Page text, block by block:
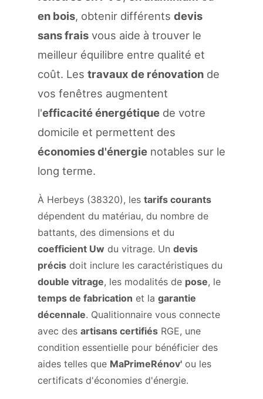
en bois, obtenir différents devis
sans frais vous aide à trouver le
meilleur équilibre entre qualité et
coût. Les travaux de rénovation de
vos fenêtres augmentent
l'efficacité énergétique de votre
domicile et permettent des
économies d'énergie notables sur le
long terme.
À Herbeys (38320), les tarifs courants
dépendent du matériau, du nombre de
battants, des dimensions et du
coefficient Uw du vitrage. Un devis
précis doit inclure les caractéristiques du
double vitrage, les modalités de pose, le
temps de fabrication et la garantie
décennale. Qualitionnaire vous connecte
avec des artisans certifiés RGE, une
condition essentielle pour bénéficier des
aides telles que MaPrimeRénov' ou les
certificats d'économies d'énergie.